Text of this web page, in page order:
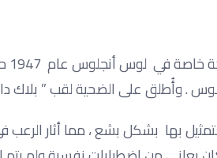
. وأُطلق على الضحية لقب ” بلاك
بها بشكل بشع ، مما أثار